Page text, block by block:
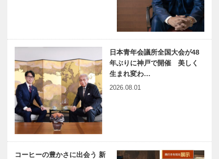
日本青年会議所全国大会が48
年ぶりに神戸で開催 美しく
生まれ変わ…
2026.08.01
コーヒーの豊かさに出会う 新